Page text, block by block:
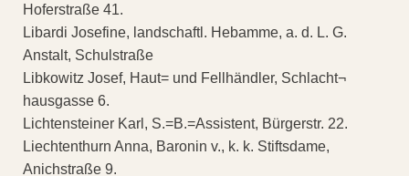
Hoferstraße 41.
Libardi Josefine, landschaftl. Hebamme, a. d. L. G.
Anstalt, Schulstraße
Libkowitz Josef, Haut= und Fellhändler, Schlacht¬
hausgasse 6.
Lichtensteiner Karl, S.=B.=Assistent, Bürgerstr. 22.
Liechtenthurn Anna, Baronin v., k. k. Stiftsdame,
Anichstraße 9.